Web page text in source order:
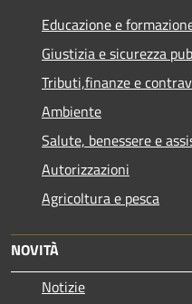
Educazione e
Giustizia e sicurezza
Tributi,finanze e
Ambiente
Salute, benessere e
Autorizzazioni
Agricoltura e pesca
NOVITÀ
Notizie